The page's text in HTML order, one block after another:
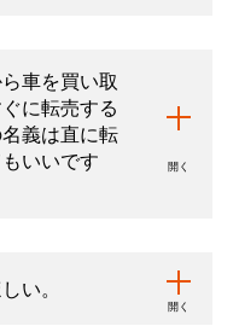
親等以内のご家族の方
人代表者さま（個人）
プ会社さま間、事業譲
のケースは承継が可能で
約者さま」「振替口座」
車を買い取
に転売する
義は直に転
いいです
い。